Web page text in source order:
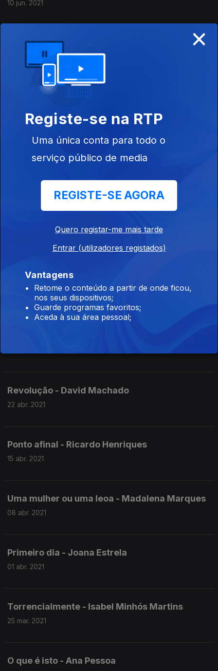
10 jun. 2021
Ambientador - Catarina Sobral
03 jun. 2021
Inventa - David Machado
Pessoa
Catequese - Joana Estrela
06 mai. 2021
Revolução - David Machado
22 abr. 2021
Ponto afinal - Ricardo Henriques
15 abr. 2021
Uma mulher ou uma leoa - Madalena Marques
08 abr. 2021
Primeiro dia - Joana Estrela
01 abr. 2021
Torrencialmente - Isabel Minhós Martins
25 mar. 2021
O que é isto - Ana Pessoa
×
Registe-se na RTP
Uma única conta para todo o
serviço público de media
REGISTE-SE AGORA
Quero registar-me mais tarde
Entrar (utilizadores registados)
Vantagens
Retome o conteúdo a partir de onde ficou,
nos seus dispositivos;
Guarde programas favoritos;
Aceda à sua área pessoal;